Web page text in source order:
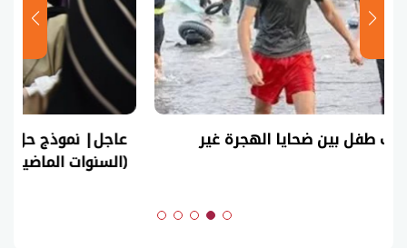
عاجل| نموذج حل امتحان أحياء ثانوية عامة 2026